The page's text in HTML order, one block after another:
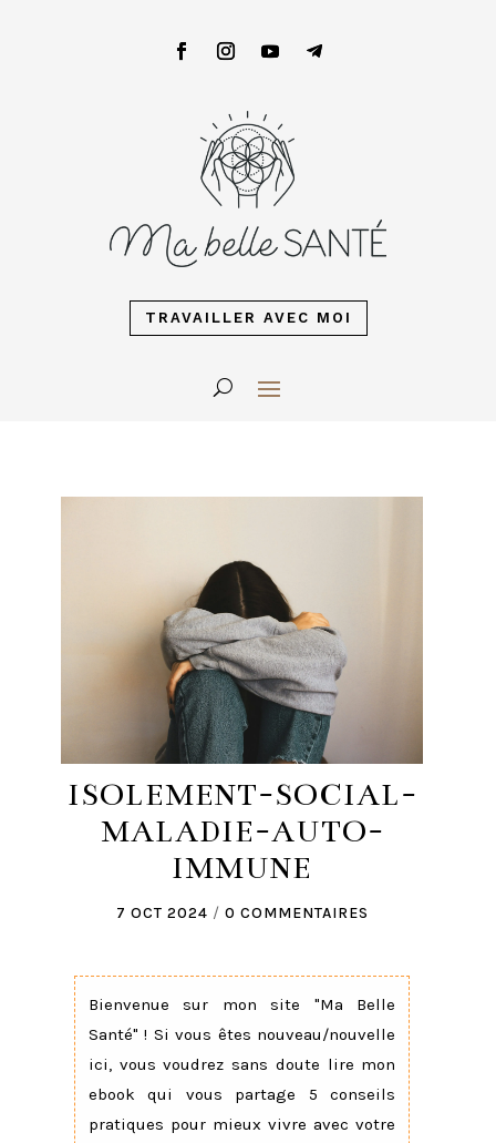
TRAVAILLER AVEC MOI
ISOLEMENT-SOCIAL-
MALADIE-AUTO-
IMMUNE
7 OCT 2024 / 0 COMMENTAIRES
Bienvenue sur mon site "Ma Belle
Santé" ! Si vous êtes nouveau/nouvelle
ici, vous voudrez sans doute lire mon
ebook qui vous partage 5 conseils
pratiques pour mieux vivre avec votre